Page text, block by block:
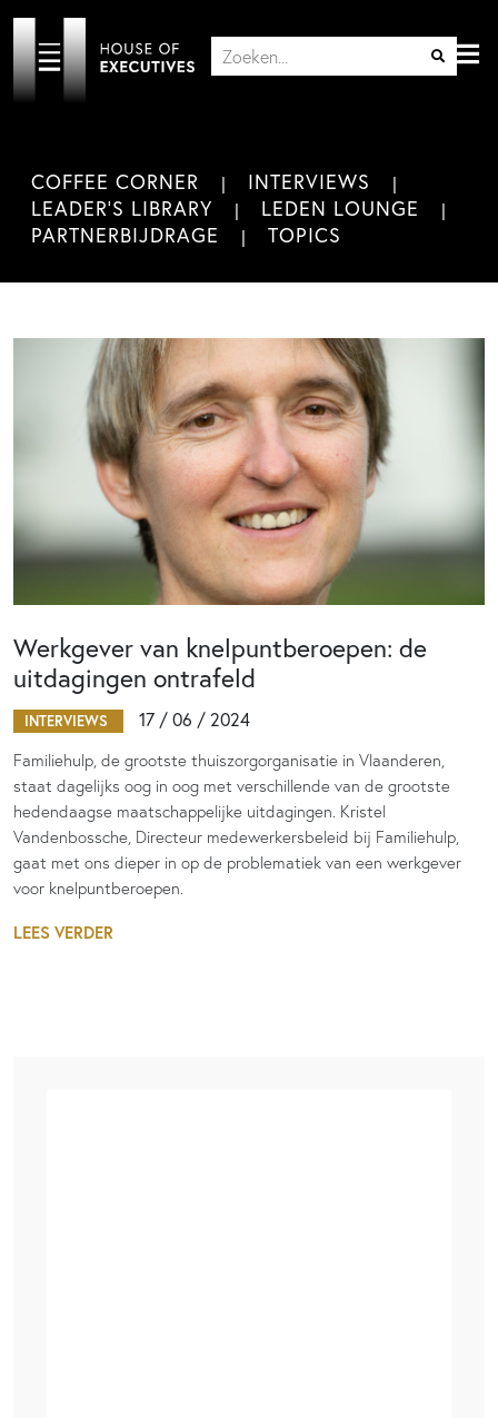
COFFEE CORNER
INTERVIEWS
LEADER'S LIBRARY
LEDEN LOUNGE
PARTNERBIJDRAGE
TOPICS
Werkgever van knelpuntberoepen: de
uitdagingen ontrafeld
INTERVIEWS 17 / 06 / 2024
Familiehulp, de grootste thuiszorgorganisatie in Vlaanderen,
staat dagelijks oog in oog met verschillende van de grootste
hedendaagse maatschappelijke uitdagingen. Kristel
Vandenbossche, Directeur medewerkersbeleid bij Familiehulp,
gaat met ons dieper in op de problematiek van een werkgever
voor knelpuntberoepen.
LEES VERDER